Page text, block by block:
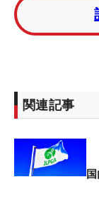
勝利に貢献し
思います」と
って（いいと
しいグリーン
で、パターが
関連記事